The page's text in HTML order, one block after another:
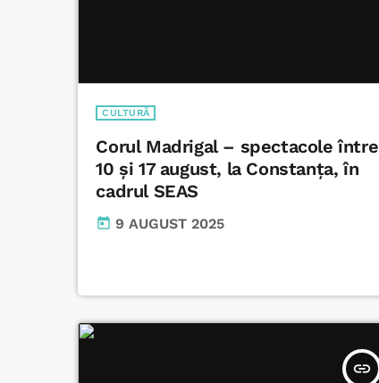
CULTURĂ
Corul Madrigal – spectacole între
10 și 17 august, la Constanța, în
cadrul SEAS
today 9 AUGUST 2025
insert_link